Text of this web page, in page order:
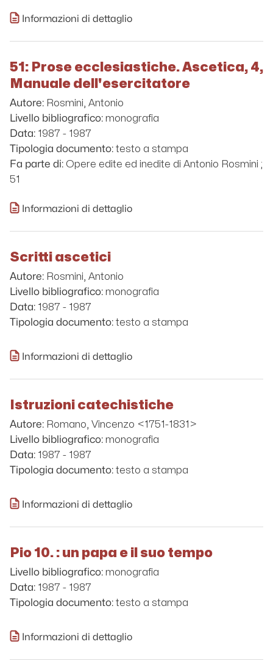
Informazioni di dettaglio
51: Prose ecclesiastiche. Ascetica, 4,
Manuale dell'esercitatore
Autore: Rosmini, Antonio
Livello bibliografico: monografia
Data: 1987 - 1987
Tipologia documento: testo a stampa
Fa parte di: Opere edite ed inedite di Antonio Rosmini ;
51
Informazioni di dettaglio
Scritti ascetici
Autore: Rosmini, Antonio
Livello bibliografico: monografia
Data: 1987 - 1987
Tipologia documento: testo a stampa
Informazioni di dettaglio
Istruzioni catechistiche
Autore: Romano, Vincenzo <1751-1831>
Livello bibliografico: monografia
Data: 1987 - 1987
Tipologia documento: testo a stampa
Informazioni di dettaglio
Pio 10. : un papa e il suo tempo
Livello bibliografico: monografia
Data: 1987 - 1987
Tipologia documento: testo a stampa
Informazioni di dettaglio